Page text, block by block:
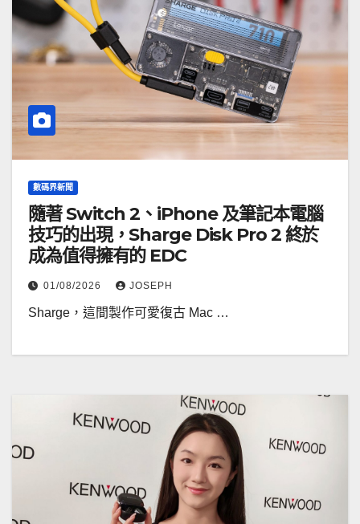
數碼界新聞
隨著 Switch 2、iPhone 及筆記本電腦
技巧的出現，Sharge Disk Pro 2 終於
成為值得擁有的 EDC
01/08/2026 JOSEPH
Sharge，這間製作可愛復古 Mac …